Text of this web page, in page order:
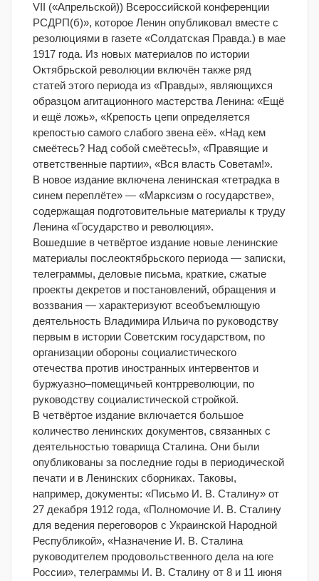
VII («Апрельской)) Всероссийской конференции
РСДРП(б)», которое Ленин опубликовал вместе с
резолюциями в газете «Солдатская Правда.) в мае
1917 года. Из новых материалов по истории
Октябрьской революции включён также ряд
статей этого периода из «Правды», являющихся
образцом агитационного мастерства Ленина: «Ещё
и ещё ложь», «Крепость цепи определяется
крепостью самого слабого звена её». «Над кем
смеётесь? Над собой смеётесь!», «Правящие и
ответственные партии», «Вся власть Советам!».
В новое издание включена ленинская «тетрадка в
синем переплёте» — «Марксизм о государстве»,
содержащая подготовительные материалы к труду
Ленина «Государство и революция».
Вошедшие в четвёртое издание новые ленинские
материалы послеоктябрьского периода — записки,
телеграммы, деловые письма, краткие, сжатые
проекты декретов и постановлений, обращения и
воззвания — характеризуют всеобъемлющую
деятельность Владимира Ильича по руководству
первым в истории Советским государством, по
организации обороны социалистического
отечества против иностранных интервентов и
буржуазно–помещичьей контрреволюции, по
руководству социалистической стройкой.
В четвёртое издание включается большое
количество ленинских документов, связанных с
деятельностью товарища Сталина. Они были
опубликованы за последние годы в периодической
печати и в Ленинских сборниках. Таковы,
например, документы: «Письмо И. В. Сталину» от
27 декабря 1912 года, «Полномочие И. В. Сталину
для ведения переговоров с Украинской Народной
Республикой», «Назначение И. В. Сталина
руководителем продовольственного дела на юге
России», телеграммы И. В. Сталину от 8 и 11 июня